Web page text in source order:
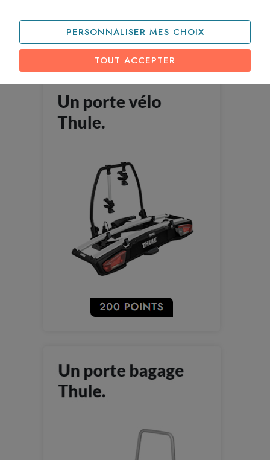
PERSONNALISER MES CHOIX
TOUT ACCEPTER
Cumulez des points chaque mois et gagnez des
récompenses incroyables, et bien d’autres encore !